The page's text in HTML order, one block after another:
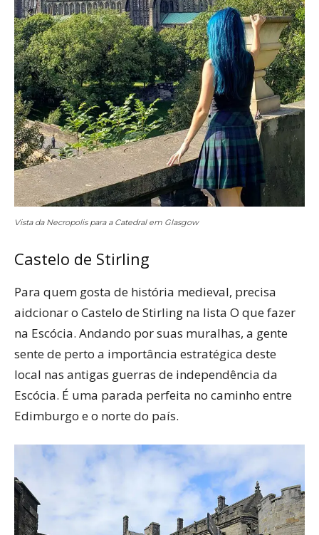
Vista da Necropolis para a Catedral em Glasgow
Castelo de Stirling
Para quem gosta de história medieval, precisa
aidcionar o Castelo de Stirling na lista O que fazer
na Escócia. Andando por suas muralhas, a gente
sente de perto a importância estratégica deste
local nas antigas guerras de independência da
Escócia. É uma parada perfeita no caminho entre
Edimburgo e o norte do país.